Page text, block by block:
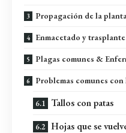
Propagación de la
Enmacetado y
Plagas comunes &
Problemas comunes
Tallos con patas
Hojas que se